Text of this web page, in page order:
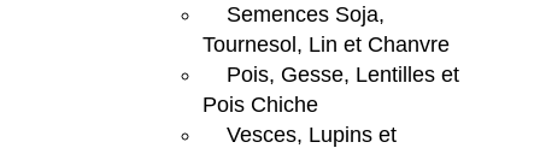
Semences Soja,
Tournesol, Lin et Chanvre
Pois, Gesse, Lentilles et
Pois Chiche
Vesces, Lupins et